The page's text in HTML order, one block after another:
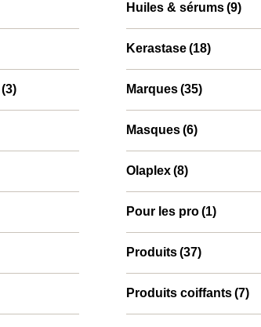
(3)
Huiles & sérums(9)
⁠⁠Kerastase(18)
Marques(35)
Masques(6)
Olaplex(8)
Pour les pro(1)
Produits(37)
Produits coiffants(7)